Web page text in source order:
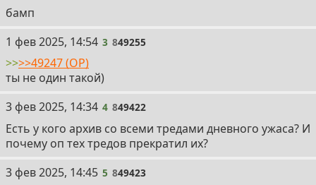
бамп
3
1 фев 2025, 14:54 3 849255
>>>>49247 (OP)
ты не один такой)
4
3 фев 2025, 14:34 4 849422
Есть у кого архив со всеми тредами дневного ужаса? И
почему оп тех тредов прекратил их?
5
3 фев 2025, 14:45 5 849423